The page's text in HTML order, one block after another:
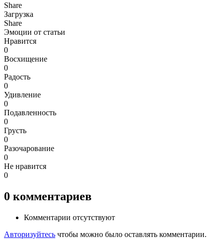
Share
Загрузка
Share
Эмоции от статьи
Нравится
0
Восхищение
0
Радость
0
Удивление
0
Подавленность
0
Грусть
0
Разочарование
0
Не нравится
0
0 комментариев
Комментарии отсутствуют
Авторизуйтесь чтобы можно было оставлять комментарии.